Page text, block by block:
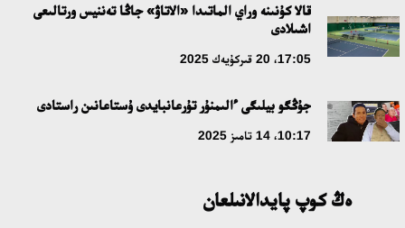
قالا كۇنىنە وراي الماتىدا «الاتاۋ» جاڭا تەننيس ورتالىعى
اشىلادى
17:05، 20 قىركۇيەك 2025
جۇڭگو بيلىگى ءالىمنۇر تۇرعانبايدى ۇستاعانىن راستادى
10:17، 14 تامىز 2025
ەڭ كوپ پايدالانىلعان